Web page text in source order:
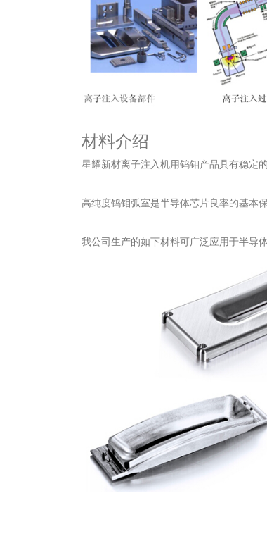
材料介绍
星耀新材离子注入机用钨钼产品具有稳定
高纯度钨钼弧室是半导体芯片良率的基本
我公司生产的如下材料可广泛应用于半导